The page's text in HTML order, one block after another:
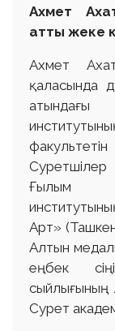
Ахмет
атты жеке
Ахмет
қаласында
Ғылым
Арт»
Алтын
еңбек
сыйлығының
Сурет